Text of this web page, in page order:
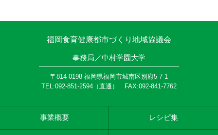
福岡食育健康都市づくり地域協議会
事務局／中村学園大学
〒814-0198 福岡県福岡市城南区別府5-7-1
TEL:092-851-2594（直通） FAX:092-841-7762
事業概要 レシピ集